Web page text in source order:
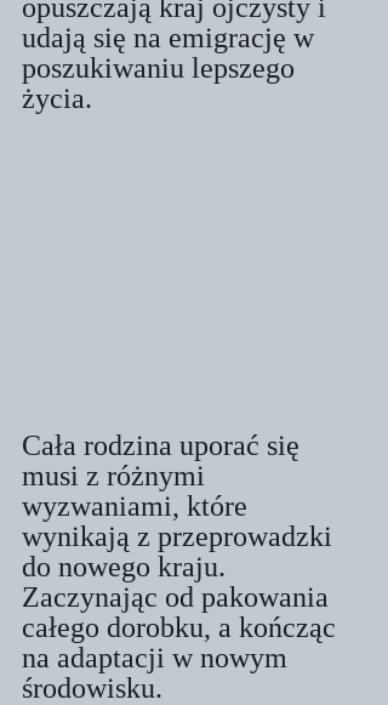
opuszczają kraj ojczysty i
udają się na emigrację w
poszukiwaniu lepszego
życia.
Cała rodzina uporać się
musi z różnymi
wyzwaniami, które
wynikają z przeprowadzki
do nowego kraju.
Zaczynając od pakowania
całego dorobku, a kończąc
na adaptacji w nowym
środowisku.